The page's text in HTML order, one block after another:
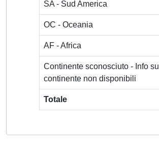
SA - Sud America
OC - Oceania
AF - Africa
Continente sconosciuto - Info sul
continente non disponibili
Totale